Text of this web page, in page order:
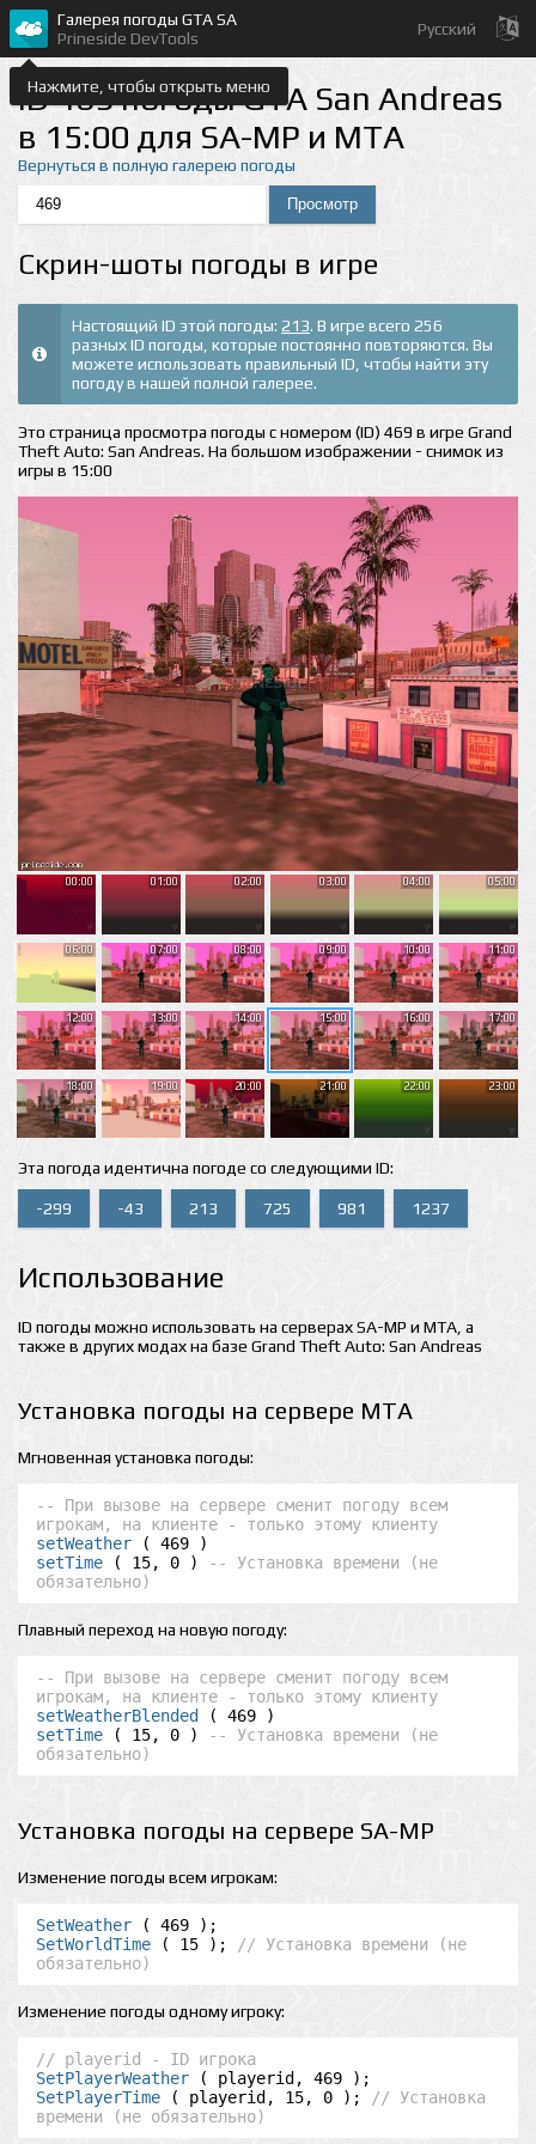
Нажмите, чтобы открыть меню
Галерея погоды GTA SA
Prineside DevTools
Русский
ID 469 погоды GTA San Andreas
в 15:00 для SA-MP и MTA
Вернуться в полную галерею погоды
Скрин-шоты погоды в игре
Настоящий ID этой погоды: 213. В игре всего 256
разных ID погоды, которые постоянно повторяются. Вы
можете использовать правильный ID, чтобы найти эту
погоду в нашей полной галерее.
Это страница просмотра погоды с номером (ID) 469 в игре Grand
Theft Auto: San Andreas. На большом изображении - снимок из
игры в 15:00
00:00 01:00 02:00 03:00 04:00 05:00
06:00 07:00 08:00 09:00 10:00 11:00
12:00 13:00 14:00 15:00 16:00 17:00
18:00 19:00 20:00 21:00 22:00 23:00
Эта погода идентична погоде со следующими ID:
-299 -43 213 725 981 1237
Использование
ID погоды можно использовать на серверах SA-MP и MTA, а
также в других модах на базе Grand Theft Auto: San Andreas
Установка погоды на сервере MTA
Мгновенная установка погоды:
-- При вызове на сервере сменит погоду всем
игрокам, на клиенте - только этому клиенту
setWeather
setTime ( 15, 0 )
-- Установка времени (не
обязательно)
Плавный переход на новую погоду:
-- При вызове на сервере сменит погоду всем
игрокам, на клиенте - только этому клиенту
setWeatherBlended
setTime ( 15, 0 )
-- Установка времени (не
обязательно)
Установка погоды на сервере SA-MP
Изменение погоды всем игрокам:
SetWeather
SetWorldTime ( 15 );
// Установка времени (не
обязательно)
Изменение погоды одному игроку:
// playerid - ID игрока
SetPlayerWeather
SetPlayerTime ( playerid, 15, 0 );
// Установка
времени (не обязательно)